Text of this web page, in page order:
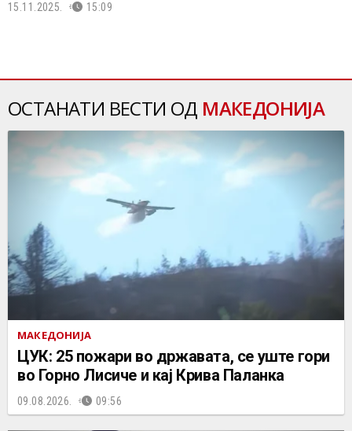
15.11.2025. 15:09
ОСТАНАТИ ВЕСТИ ОД МАКЕДОНИЈА
МАКЕДОНИЈА
ЦУК: 25 пожари во државата, се уште гори
во Горно Лисиче и кај Крива Паланка
09.08.2026. 09:56